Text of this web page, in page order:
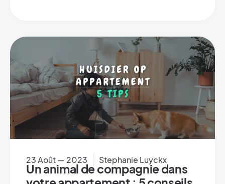
23 Août — 2023 Stephanie Luyckx
Un animal de compagnie dans